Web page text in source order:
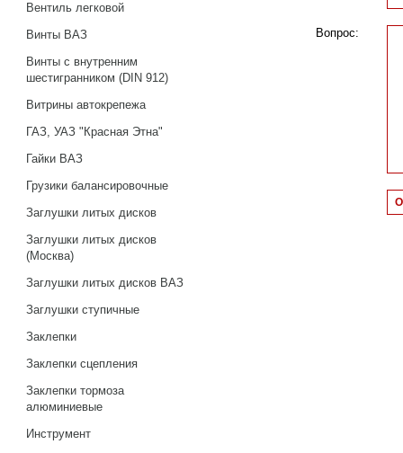
Вентиль легковой
Винты ВАЗ
Винты с внутренним
шестигранником (DIN 912)
Витрины автокрепежа
ГАЗ, УАЗ "Красная Этна"
Гайки ВАЗ
Грузики балансировочные
Заглушки литых дисков
Заглушки литых дисков
(Москва)
Заглушки литых дисков ВАЗ
Заглушки ступичные
Заклепки
Заклепки сцепления
Заклепки тормоза
алюминиевые
Инструмент
Вопрос: